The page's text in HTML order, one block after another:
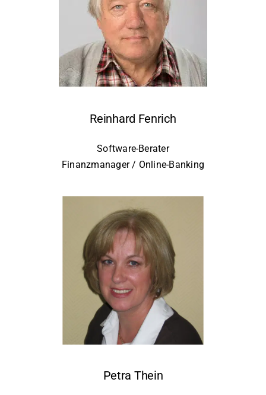
Reinhard Fenrich
Software-Berater
Finanzmanager / Online-Banking
Petra Thein